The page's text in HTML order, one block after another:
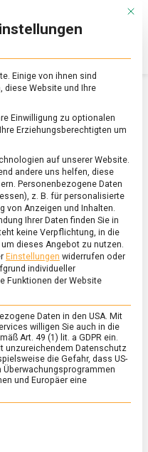
Online-
Magazin
zu
&
Ernährung
/WISSEN
bis vegan
Tag
ist eine
wertvolle Fettsäuren
Mit
Einige von ihnen sind
diese Website und Ihre
Einwilligung zu optionalen
Erziehungsberechtigten um
auf unserer Website.
andere uns helfen, diese
Personenbezogene Daten
z. B. für personalisierte
von Anzeigen und Inhalten.
Ihrer Daten finden Sie in
keine Verpflichtung, in die
dieses Angebot zu nutzen.
Einstellungen widerrufen oder
individueller
Funktionen der Website
Daten in den USA. Mit
willigen Sie auch in die
Art. 49 (1) lit. a GDPR ein.
unzureichendem Datenschutz
die Gefahr, dass US-
Überwachungsprogrammen
und Europäer eine
Gruppen, für die eine